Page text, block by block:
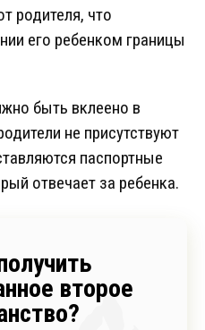
родителя, что
его ребенком границы
быть вклеено в
не присутствуют
паспортные
отвечает за ребенка.
второе